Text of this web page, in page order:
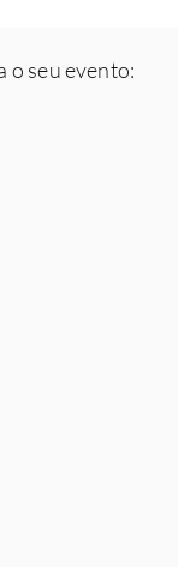
o seu evento: